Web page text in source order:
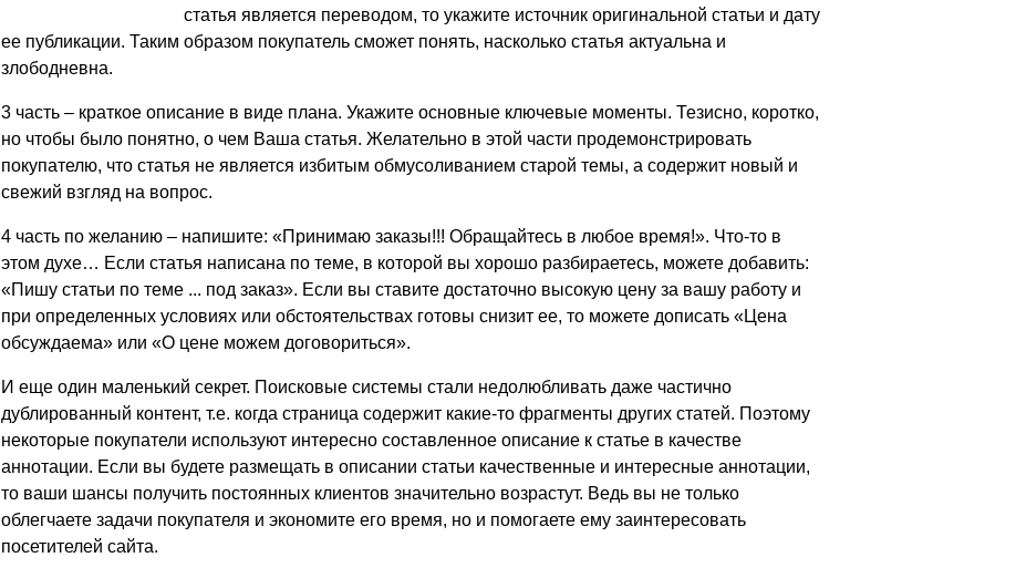
статья является переводом, то укажите источник оригинальной статьи и дату
ее публикации. Таким образом покупатель сможет понять, насколько статья актуальна и
злободневна.
3 часть – краткое описание в виде плана. Укажите основные ключевые моменты. Тезисно, коротко,
но чтобы было понятно, о чем Ваша статья. Желательно в этой части продемонстрировать
покупателю, что статья не является избитым обмусоливанием старой темы, а содержит новый и
свежий взгляд на вопрос.
4 часть по желанию – напишите: «Принимаю заказы!!! Обращайтесь в любое время!». Что-то в
этом духе… Если статья написана по теме, в которой вы хорошо разбираетесь, можете добавить:
«Пишу статьи по теме ... под заказ». Если вы ставите достаточно высокую цену за вашу работу и
при определенных условиях или обстоятельствах готовы снизит ее, то можете дописать «Цена
обсуждаема» или «О цене можем договориться».
И еще один маленький секрет. Поисковые системы стали недолюбливать даже частично
дублированный контент, т.е. когда страница содержит какие-то фрагменты других статей. Поэтому
некоторые покупатели используют интересно составленное описание к статье в качестве
аннотации. Если вы будете размещать в описании статьи качественные и интересные аннотации,
то ваши шансы получить постоянных клиентов значительно возрастут. Ведь вы не только
облегчаете задачи покупателя и экономите его время, но и помогаете ему заинтересовать
посетителей сайта.